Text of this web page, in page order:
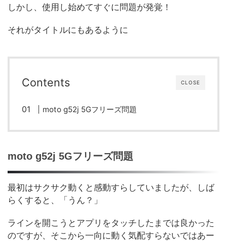
しかし、使用し始めてすぐに問題が発覚！
それがタイトルにもあるように
CLOSE
Contents
moto g52j 5Gフリーズ問題
moto g52j 5Gフリーズ問題
最初はサクサク動くと感動すらしていましたが、しば
らくすると、「うん？」
ラインを開こうとアプリをタッチしたまでは良かった
のですが、そこから一向に動く気配すらないではあー